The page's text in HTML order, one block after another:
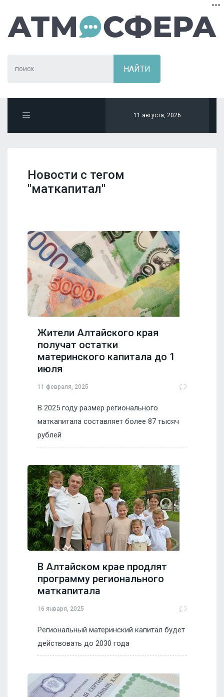
11 августа, 2026
Новости с тегом
"маткапитал"
Жители Алтайского края
получат остатки
материнского капитала до 1
июля
11 февраля, 2025
В 2025 году размер регионального
маткапитала составляет более 87 тысяч
рублей
В Алтайском крае продлят
программу регионального
маткапитала
16 января, 2025
Региональный материнский капитал будет
действовать до 2030 года